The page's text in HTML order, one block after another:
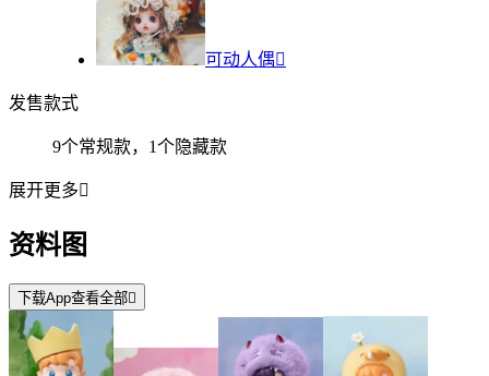
可动人偶
发售款式
9个常规款，1个隐藏款
展开更多
资料图
下载App查看全部